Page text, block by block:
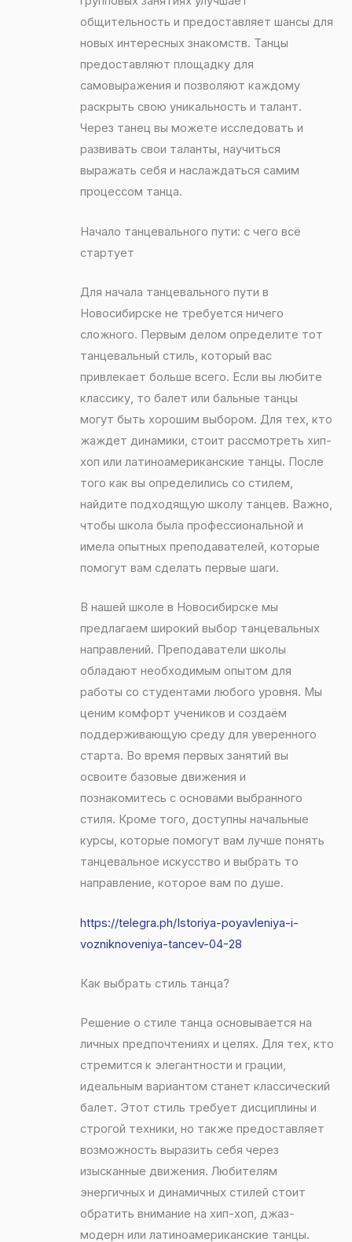
общительность и предоставляет шансы для
новых интересных знакомств. Танцы
предоставляют площадку для
самовыражения и позволяют каждому
раскрыть свою уникальность и талант.
Через танец вы можете исследовать и
развивать свои таланты, научиться
выражать себя и наслаждаться самим
процессом танца.
Начало танцевального пути: с чего всё
стартует
Для начала танцевального пути в
Новосибирске не требуется ничего
сложного. Первым делом определите тот
танцевальный стиль, который вас
привлекает больше всего. Если вы любите
классику, то балет или бальные танцы
могут быть хорошим выбором. Для тех, кто
жаждет динамики, стоит рассмотреть хип-
хоп или латиноамериканские танцы. После
того как вы определились со стилем,
найдите подходящую школу танцев. Важно,
чтобы школа была профессиональной и
имела опытных преподавателей, которые
помогут вам сделать первые шаги.
В нашей школе в Новосибирске мы
предлагаем широкий выбор танцевальных
направлений. Преподаватели школы
обладают необходимым опытом для
работы со студентами любого уровня. Мы
ценим комфорт учеников и создаём
поддерживающую среду для уверенного
старта. Во время первых занятий вы
освоите базовые движения и
познакомитесь с основами выбранного
стиля. Кроме того, доступны начальные
курсы, которые помогут вам лучше понять
танцевальное искусство и выбрать то
направление, которое вам по душе.
https://telegra.ph/Istoriya-poyavleniya-i-
vozniknoveniya-tancev-04-28
Как выбрать стиль танца?
Решение о стиле танца основывается на
личных предпочтениях и целях. Для тех, кто
стремится к элегантности и грации,
идеальным вариантом станет классический
балет. Этот стиль требует дисциплины и
строгой техники, но также предоставляет
возможность выразить себя через
изысканные движения. Любителям
энергичных и динамичных стилей стоит
обратить внимание на хип-хоп, джаз-
модерн или латиноамериканские танцы.